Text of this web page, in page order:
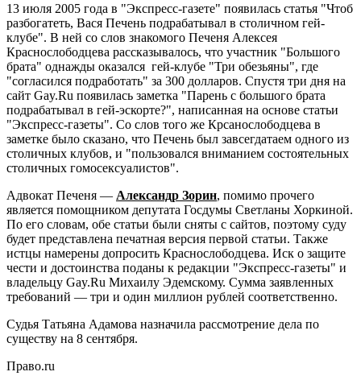
13 июля 2005 года в "Экспресс-газете" появилась статья "Чтоб
разбогатеть, Вася Печень подрабатывал в столичном гей-
клубе". В ней со слов знакомого Печеня Алексея
Краснослободцева рассказывалось, что участник "Большого
брата" однажды оказался гей-клубе "Три обезьяны", где
"согласился подработать" за 300 долларов. Спустя три дня на
сайт Gay.Ru появилась заметка "Парень с большого брата
подрабатывал в гей-эскорте?", написанная на основе статьи
"Экспресс-газеты". Со слов того же Крсанослободцева в
заметке было сказано, что Печень был завсегдатаем одного из
столичных клубов, и "пользовался вниманием состоятельных
столичных гомосексуалистов".
Адвокат Печеня — Александр Зорин, помимо прочего
является помощником депутата Госдумы Светланы Хоркиной.
По его словам, обе статьи были сняты с сайтов, поэтому суду
будет представлена печатная версия первой статьи. Также
истцы намерены допросить Краснослободцева. Иск о защите
чести и достоинства поданы к редакции "Экспресс-газеты" и
владельцу Gay.Ru Михаилу Эдемскому. Сумма заявленных
требований — три и один миллион рублей соответственно.
Судья Татьяна Адамова назначила рассмотрение дела по
существу на 8 сентября.
Право.ru